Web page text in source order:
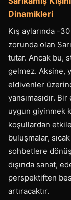
Dinamikleri
Kış aylarında -
zorunda olan
tutar. Ancak bu,
gelmez. Aksine,
eldivenler
yansımasıdır.
uygun giyinmek
koşullardan
buluşmalar,
sohbetlere
dışında sanat,
perspektiften
artıracaktır.